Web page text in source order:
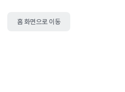
홈 화면으로 이동